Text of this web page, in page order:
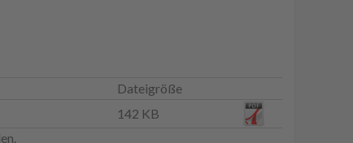
Dateigröße
142 KB